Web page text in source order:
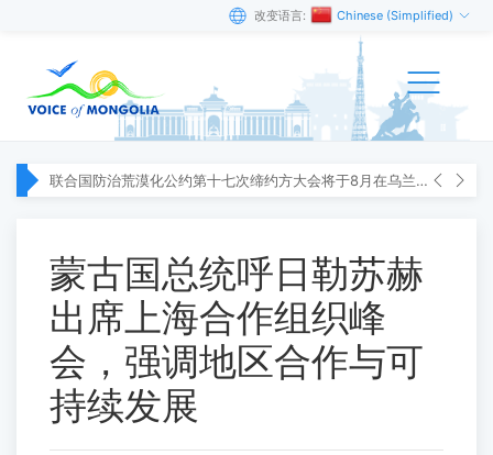
改变语言: Chinese (Simplified)
联合国防治荒漠化公约第十七次缔约方大会将于8月在乌兰巴托举行
蒙古国总统呼日勒苏赫
出席上海合作组织峰
会，强调地区合作与可
持续发展